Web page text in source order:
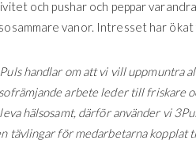
och pushar och peppar
vanor. Intresset har
handlar om att vi vill uppmuntra
arbete leder till friskare
hälsosamt, därför använder vi
tävlingar för medarbetarna kopplat